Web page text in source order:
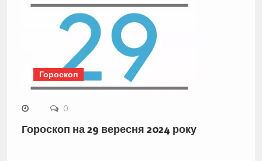
Гороскоп
0
Гороскоп на 29 вересня 2024 року